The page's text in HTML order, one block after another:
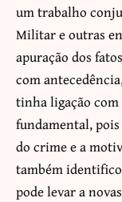
um trabalho
Militar e outras
apuração dos
com
tinha ligação com
fundamental,
do crime e a
também
pode levar a